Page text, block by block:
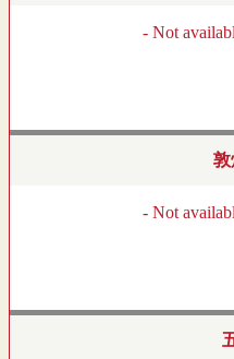
- Not
敦
- Not